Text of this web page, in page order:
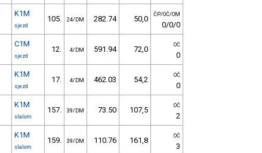
K1M
sjezd
105. 24/DM 282.74 50,0 ČP/OČ/OM
0/0/0
C1M
sjezd
12. 4/DM 591.94 72,0 OČ
0
K1M
sjezd
17. 4/DM 462.03 54,2 OČ
0
K1M
slalom
157. 39/DM 73.50 107,5 OČ
2
K1M
slalom
159. 39/DM 110.76 161,8 OČ
3